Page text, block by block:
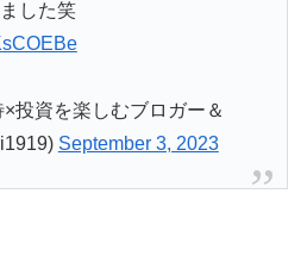
した笑
投資を楽しむブロガー＆
September 3, 2023